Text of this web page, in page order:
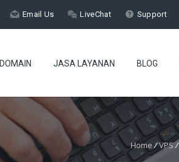
Email Us LiveChat Support
DOMAIN JASA LAYANAN BLOG
Home /VPS/